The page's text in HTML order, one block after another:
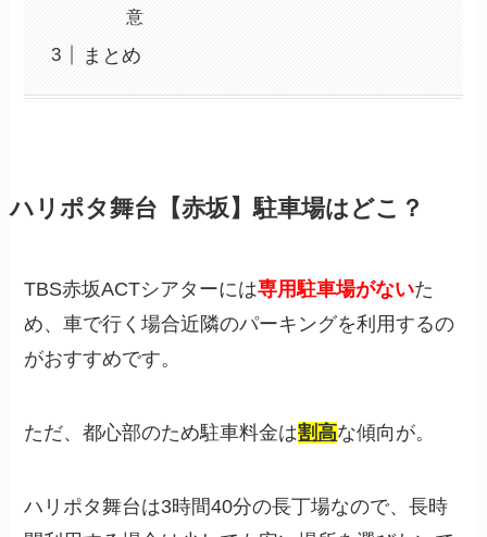
意
まとめ
ハリポタ舞台【赤坂】駐車場はどこ？
TBS赤坂ACTシアターには専用駐車場がないた
め、車で行く場合近隣のパーキングを利用するの
がおすすめです。
ただ、都心部のため駐車料金は割高な傾向が。
ハリポタ舞台は3時間40分の長丁場なので、長時